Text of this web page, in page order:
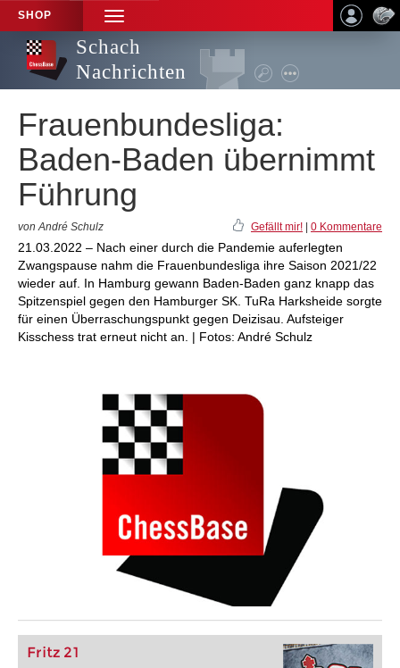
SHOP
TOGGLE
NAVIGATION
Schach
Nachrichten
Frauenbundesliga:
Baden-Baden übernimmt
Führung
von André Schulz Gefällt mir! 0 Kommentare
21.03.2022 – Nach einer durch die Pandemie auferlegten
Zwangspause nahm die Frauenbundesliga ihre Saison 2021/22
wieder auf. In Hamburg gewann Baden-Baden ganz knapp das
Spitzenspiel gegen den Hamburger SK. TuRa Harksheide sorgte
für einen Überraschungspunkt gegen Deizisau. Aufsteiger
Kisschess trat erneut nicht an. | Fotos: André Schulz
Fritz 21